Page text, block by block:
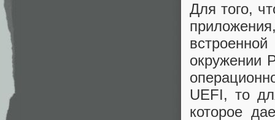
Для того,
окружении
UEFI, то
которое